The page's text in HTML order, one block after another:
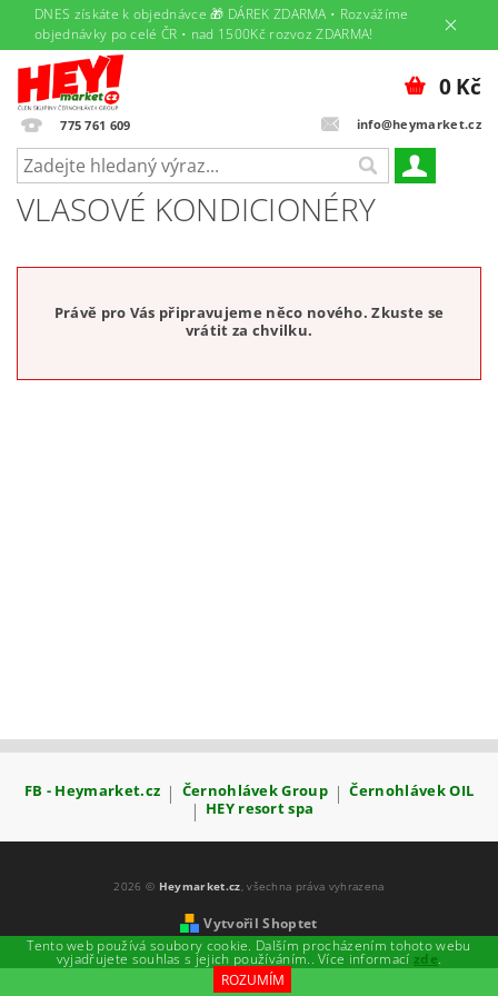
DNES získáte k objednávce 🎁 DÁREK ZDARMA • Rozvážíme
objednávky po celé ČR • nad 1500Kč rozvoz ZDARMA!
775 761 609 info@heymarket.cz
0 Kč
VLASOVÉ KONDICIONÉRY
Právě pro Vás připravujeme něco nového. Zkuste se
vrátit za chvilku.
FB - Heymarket.cz | Černohlávek Group | Černohlávek OIL
| HEY resort spa
2026 © Heymarket.cz , všechna práva vyhrazena
Vytvořil Shoptet
Tento web používá soubory cookie. Dalším procházením tohoto webu
vyjadřujete souhlas s jejich používáním.. Více informací zde.
ROZUMÍM